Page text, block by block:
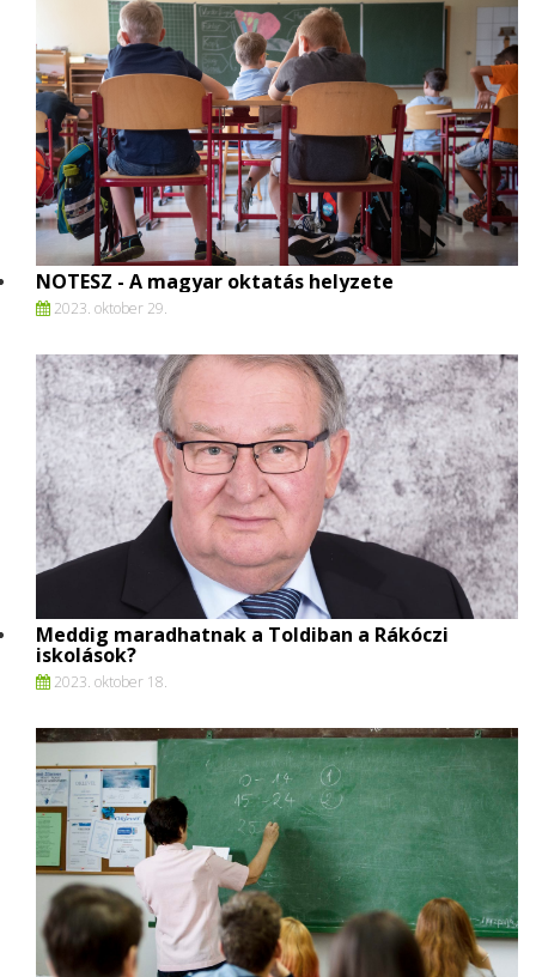
NOTESZ - A magyar oktatás helyzete
2023. oktober 29.
Meddig maradhatnak a Toldiban a Rákóczi
iskolások?
2023. oktober 18.